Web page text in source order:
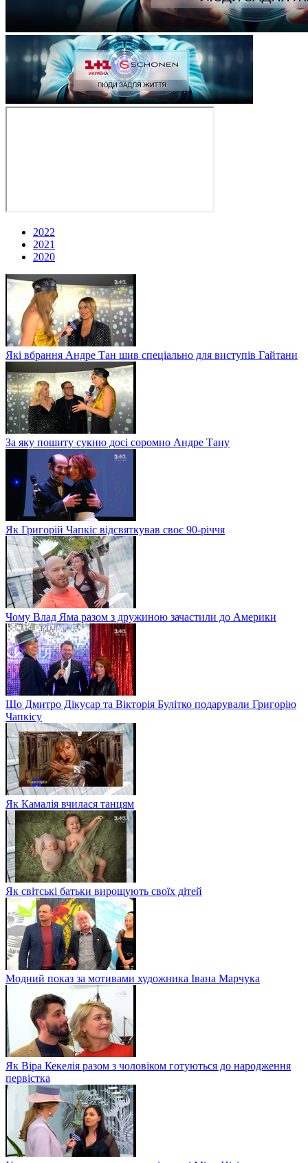
2022
2021
2020
Які вбрання Андре Тан шив спеціально для виступів Гайтани
За яку пошиту сукню досі соромно Андре Тану
Як Григорій Чапкіс відсвяткував своє 90-річчя
Чому Влад Яма разом з дружиною зачастили до Америки
Що Дмитро Дікусар та Вікторія Булітко подарували Григорію
Чапкісу
Як Камалія вчилася танцям
Як світські батьки вирощують своїх дітей
Модний показ за мотивами художника Івана Марчука
Як Віра Кекелія разом з чоловіком готуються до народження
первістка